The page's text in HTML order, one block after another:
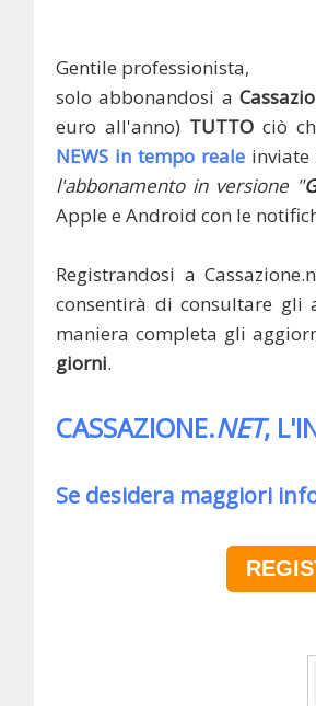
Gentile professionista,
solo abbonandosi a
euro all'anno) TUTTO ciò
NEWS in tempo reale inviate
l'abbonamento in versione "
Apple e Android con le
Registrandosi a
consentirà di consultare
maniera completa gli
giorni.
CASSAZIONE.NET,
Se desidera maggiori